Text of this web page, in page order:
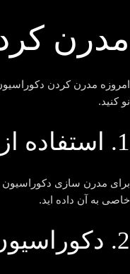
مدرن
امروزه مدرن کردن
نو کنید.
1. استفاده از پرده یا پارتیشن
برای مدرن سازی دکوراسیون
خاصی به آن داده اید.
2. دکوراسیون سرویس بهداشتی با شمع معطر